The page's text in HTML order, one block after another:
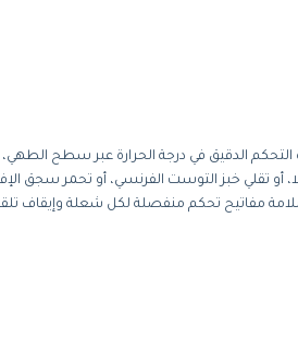
الدقيق في درجة الحرارة عبر سطح الطهي،
كيساديلا، أو تقلي خبز التوست الفرنسي، أو تحمر سجق
مفاتيح تحكم منفصلة لكل شعلة وإيقاف